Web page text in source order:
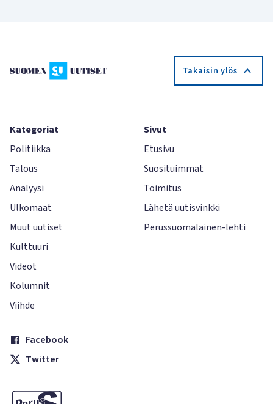
Takaisin ylös
Kategoriat
Politiikka
Talous
Analyysi
Ulkomaat
Muut uutiset
Kulttuuri
Videot
Kolumnit
Viihde
Sivut
Etusivu
Suosituimmat
Toimitus
Lähetä uutisvinkki
Perussuomalainen-lehti
Facebook
Twitter